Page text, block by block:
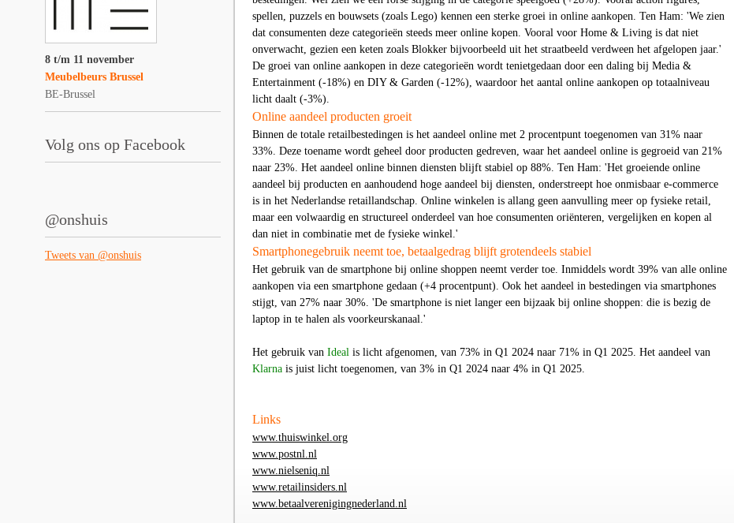
8 t/m 11 november
Meubelbeurs Brussel
BE-Brussel
Volg ons op Facebook
@onshuis
Tweets van @onshuis
spellen, puzzels en bouwsets (zoals Lego) kennen een sterke groei in online aankopen. Ten Ham: 'We zien
dat consumenten deze categorieën steeds meer online kopen. Vooral voor Home & Living is dat niet
onverwacht, gezien een keten zoals Blokker bijvoorbeeld uit het straatbeeld verdween het afgelopen jaar.'
De groei van online aankopen in deze categorieën wordt tenietgedaan door een daling bij Media &
Entertainment (-18%) en DIY & Garden (-12%), waardoor het aantal online aankopen op totaalniveau
licht daalt (-3%).
Online aandeel producten groeit
Binnen de totale retailbestedingen is het aandeel online met 2 procentpunt toegenomen van 31% naar
33%. Deze toename wordt geheel door producten gedreven, waar het aandeel online is gegroeid van 21%
naar 23%. Het aandeel online binnen diensten blijft stabiel op 88%. Ten Ham: 'Het groeiende online
aandeel bij producten en aanhoudend hoge aandeel bij diensten, onderstreept hoe onmisbaar e-commerce
is in het Nederlandse retaillandschap. Online winkelen is allang geen aanvulling meer op fysieke retail,
maar een volwaardig en structureel onderdeel van hoe consumenten oriënteren, vergelijken en kopen al
dan niet in combinatie met de fysieke winkel.'
Smartphonegebruik neemt toe, betaalgedrag blijft grotendeels stabiel
Het gebruik van de smartphone bij online shoppen neemt verder toe. Inmiddels wordt 39% van alle online
aankopen via een smartphone gedaan (+4 procentpunt). Ook het aandeel in bestedingen via smartphones
stijgt, van 27% naar 30%. 'De smartphone is niet langer een bijzaak bij online shoppen: die is bezig de
laptop in te halen als voorkeurskanaal.'
Het gebruik van Ideal is licht afgenomen, van 73% in Q1 2024 naar 71% in Q1 2025. Het aandeel van
Klarna is juist licht toegenomen, van 3% in Q1 2024 naar 4% in Q1 2025.
Links
www.thuiswinkel.org
www.postnl.nl
www.nielseniq.nl
www.retailinsiders.nl
www.betaalverenigingnederland.nl